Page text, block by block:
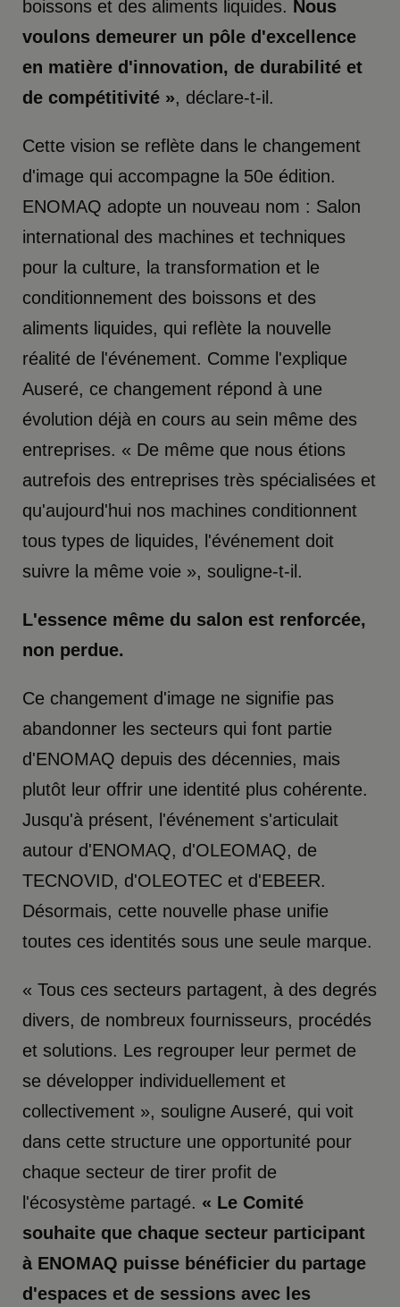
boissons et des aliments liquides. Nous
voulons demeurer un pôle d'excellence
en matière d'innovation, de durabilité et
de compétitivité », déclare-t-il.
Cette vision se reflète dans le changement
d'image qui accompagne la 50e édition.
ENOMAQ adopte un nouveau nom : Salon
international des machines et techniques
pour la culture, la transformation et le
conditionnement des boissons et des
aliments liquides, qui reflète la nouvelle
réalité de l'événement. Comme l'explique
Auseré, ce changement répond à une
évolution déjà en cours au sein même des
entreprises. « De même que nous étions
autrefois des entreprises très spécialisées et
qu'aujourd'hui nos machines conditionnent
tous types de liquides, l'événement doit
suivre la même voie », souligne-t-il.
L'essence même du salon est renforcée,
non perdue.
Ce changement d'image ne signifie pas
abandonner les secteurs qui font partie
d'ENOMAQ depuis des décennies, mais
plutôt leur offrir une identité plus cohérente.
Jusqu'à présent, l'événement s'articulait
autour d'ENOMAQ, d'OLEOMAQ, de
TECNOVID, d'OLEOTEC et d'EBEER.
Désormais, cette nouvelle phase unifie
toutes ces identités sous une seule marque.
« Tous ces secteurs partagent, à des degrés
divers, de nombreux fournisseurs, procédés
et solutions. Les regrouper leur permet de
se développer individuellement et
collectivement », souligne Auseré, qui voit
dans cette structure une opportunité pour
chaque secteur de tirer profit de
l'écosystème partagé. « Le Comité
souhaite que chaque secteur participant
à ENOMAQ puisse bénéficier du partage
d'espaces et de sessions avec les